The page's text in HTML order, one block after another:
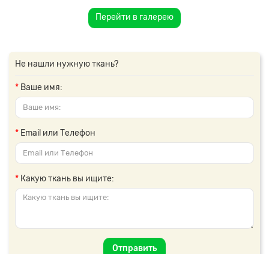
Перейти в галерею
Не нашли нужную ткань?
Ваше имя:
Email или Телефон
Какую ткань вы ищите:
Отправить